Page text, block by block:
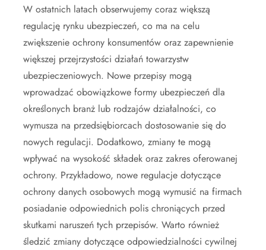
W ostatnich latach obserwujemy coraz większą
regulację rynku ubezpieczeń, co ma na celu
zwiększenie ochrony konsumentów oraz zapewnienie
większej przejrzystości działań towarzystw
ubezpieczeniowych. Nowe przepisy mogą
wprowadzać obowiązkowe formy ubezpieczeń dla
określonych branż lub rodzajów działalności, co
wymusza na przedsiębiorcach dostosowanie się do
nowych regulacji. Dodatkowo, zmiany te mogą
wpływać na wysokość składek oraz zakres oferowanej
ochrony. Przykładowo, nowe regulacje dotyczące
ochrony danych osobowych mogą wymusić na firmach
posiadanie odpowiednich polis chroniących przed
skutkami naruszeń tych przepisów. Warto również
śledzić zmiany dotyczące odpowiedzialności cywilnej